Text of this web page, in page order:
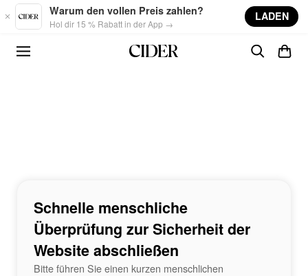
Skip to main content
Warum den vollen Preis zahlen?
Hol dir 15 % Rabatt in der App →
LADEN
Schnelle menschliche
Überprüfung zur Sicherheit der
Website abschließen
Bitte führen Sie einen kurzen menschlichen